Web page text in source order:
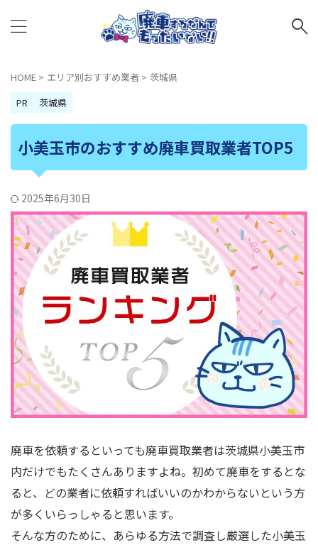
HOME > エリア別おすすめ業者 > 茨城県
PR
茨城県
小美玉市のおすすめ廃車買取業者TOP5
2025年6月30日
廃車を依頼するといっても廃車買取業者は茨城県小美玉市
内だけでもたくさんありますよね。初めて廃車をするとな
ると、どの業者に依頼すればいいのかわからないという方
が多くいらっしゃると思います。
そんな方のために、あらゆる方法で調査し厳選した小美玉